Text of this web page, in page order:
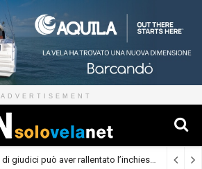
ADVERTISEMENT
Bayesian, la carenza di giudici può aver rallentato l’inchiesta (Cronaca)